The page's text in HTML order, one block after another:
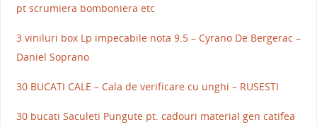
pt scrumiera bomboniera etc
3 viniluri box Lp impecabile nota 9.5 – Cyrano De Bergerac –
Daniel Soprano
30 BUCATI CALE – Cala de verificare cu unghi – RUSESTI
30 bucati Saculeti Pungute pt. cadouri material gen catifea